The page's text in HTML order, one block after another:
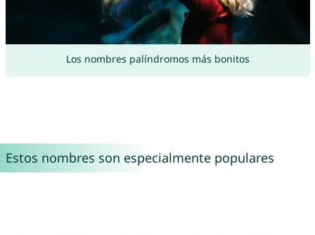
Los nombres palíndromos más bonitos
Estos nombres son especialmente populares